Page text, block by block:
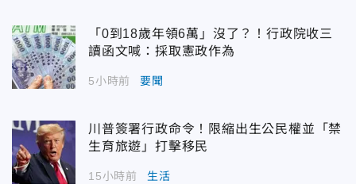
「0到18歲年領6萬」沒了？！行政院收三
讀函文喊：採取憲政作為
5小時前 要聞
川普簽署行政命令！限縮出生公民權並「禁
生育旅遊」打擊移民
15小時前 生活